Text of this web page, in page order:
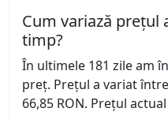
Cum variază prețul
timp?
În ultimele 181 zile am
preț. Prețul a variat
66,85 RON. Prețul